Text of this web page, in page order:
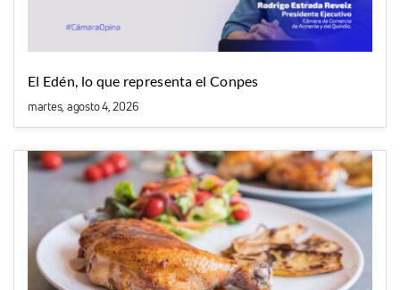
El Edén, lo que representa el Conpes
martes, agosto 4, 2026